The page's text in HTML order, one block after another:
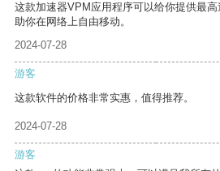
这款加速器VPM应用程序可以给你提供最
助你在网络上自由移动。
2024-07-28
游客
这款软件的价格非常实惠，值得推荐。
2024-07-28
游客